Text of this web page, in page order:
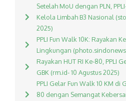
Setelah MoU dengan PLN,
Kelola Limbah B3 Nasional
2025)
PPLI Fun Walk 10K: Rayakan
Lingkungan
Rayakan HUT RI Ke-80, PPLI
GBK (rm.id- 10 Agustus 2025)
PPLI Gelar Fun Walk 10 KM di
80 dengan Semangat